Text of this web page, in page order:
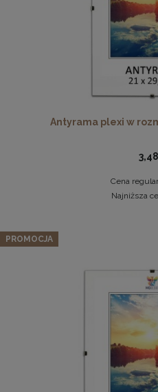
30x40 cm -
Cena
Najniższa
Antyrama plexi w
Cena
Najniższa
PROMOCJA